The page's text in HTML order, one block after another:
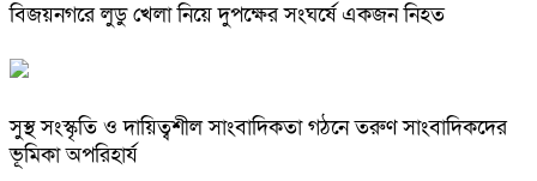
বিজয়নগরে লুডু খেলা নিয়ে দুপক্ষের সংঘর্ষে একজন নিহত
সুস্থ সংস্কৃতি ও দায়িত্বশীল সাংবাদিকতা গঠনে তরুণ সাংবাদিকদের
ভূমিকা অপরিহার্য